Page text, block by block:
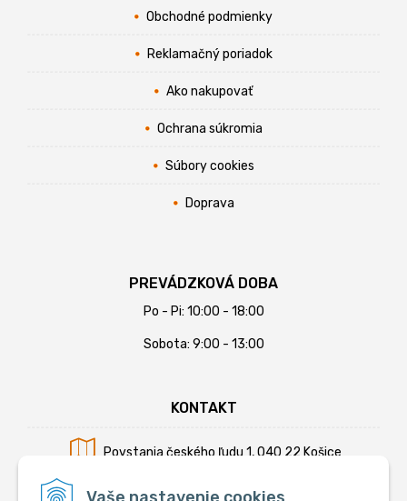
Obchodné podmienky
Reklamačný poriadok
Ako nakupovať
Ochrana súkromia
Súbory cookies
Doprava
PREVÁDZKOVÁ DOBA
Po - Pi: 10:00 - 18:00
Sobota: 9:00 - 13:00
KONTAKT
Povstania českého ľudu 1, 040 22 Košice
Mobil:+421 902 794 355